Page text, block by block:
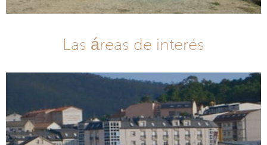
Las áreas de interés